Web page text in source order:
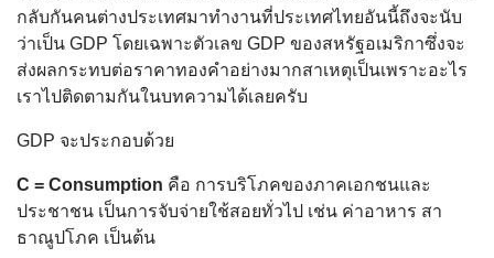
กลับกันคนต่างประเทศมาทำงานที่ประเทศไทยอันนี้ถึงจะนับ
ว่าเป็น GDP โดยเฉพาะตัวเลข GDP ของสหรัฐอเมริกาซึ่งจะ
ส่งผลกระทบต่อราคาทองคำอย่างมากสาเหตุเป็นเพราะอะไร
เราไปติดตามกันในบทความได้เลยครับ
GDP จะประกอบด้วย
C = Consumption คือ การบริโภคของภาคเอกชนและ
ประชาชน เป็นการจับจ่ายใช้สอยทั่วไป เช่น ค่าอาหาร สา
ธาณูปโภค เป็นต้น